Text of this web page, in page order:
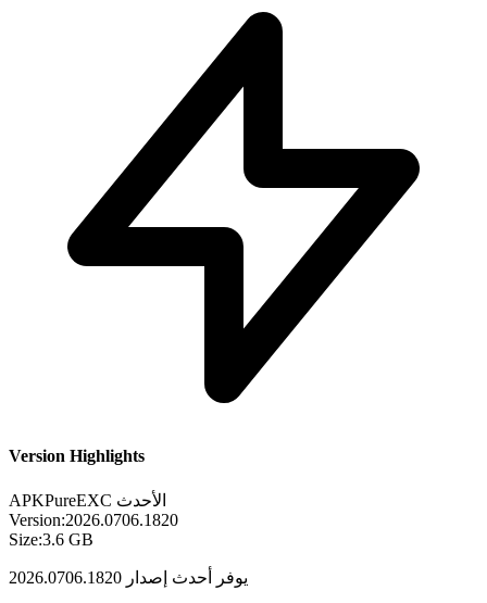
Version Highlights
APKPureEXC الأحدث
Version:2026.0706.1820
Size:3.6 GB
يوفر أحدث إصدار 2026.0706.1820